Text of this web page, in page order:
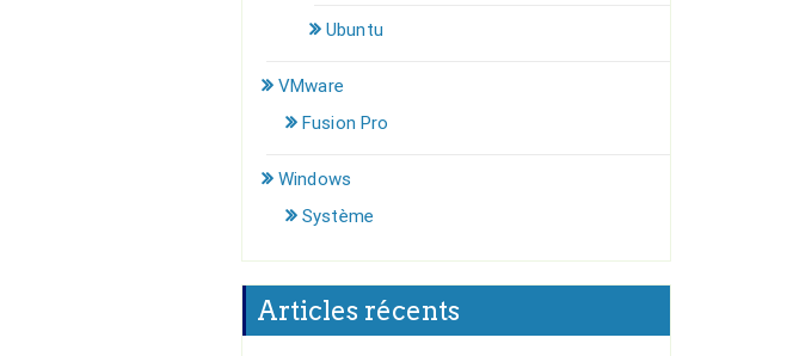
Ubuntu
VMware
Fusion Pro
Windows
Système
Articles récents